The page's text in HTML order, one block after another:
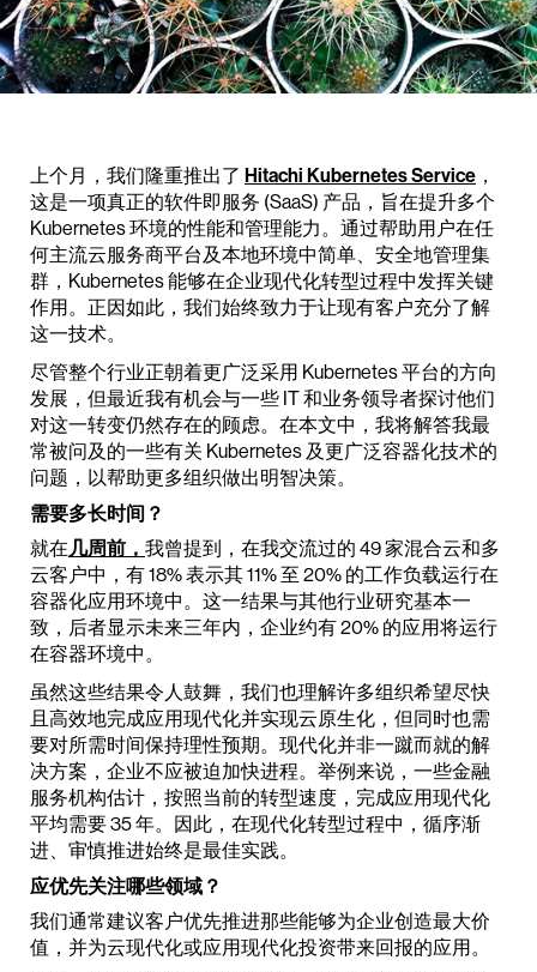
上个月，我们隆重推出了 Hitachi Kubernetes Service ，
这是一项真正的软件即服务 (SaaS) 产品，旨在提升多个
Kubernetes 环境的性能和管理能力。通过帮助用户在任
何主流云服务商平台及本地环境中简单、安全地管理集
群，Kubernetes 能够在企业现代化转型过程中发挥关键
作用。正因如此，我们始终致力于让现有客户充分了解
这一技术。
尽管整个行业正朝着更广泛采用 Kubernetes 平台的方向
发展，但最近我有机会与一些 IT 和业务领导者探讨他们
对这一转变仍然存在的顾虑。在本文中，我将解答我最
常被问及的一些有关 Kubernetes 及更广泛容器化技术的
问题，以帮助更多组织做出明智决策。
需要多长时间？
就在几周前， 我曾提到，在我交流过的 49 家混合云和多
云客户中，有 18% 表示其 11% 至 20% 的工作负载运行在
容器化应用环境中。这一结果与其他行业研究基本一
致，后者显示未来三年内，企业约有 20% 的应用将运行
在容器环境中。
虽然这些结果令人鼓舞，我们也理解许多组织希望尽快
且高效地完成应用现代化并实现云原生化，但同时也需
要对所需时间保持理性预期。现代化并非一蹴而就的解
决方案，企业不应被迫加快进程。举例来说，一些金融
服务机构估计，按照当前的转型速度，完成应用现代化
平均需要 35 年。因此，在现代化转型过程中，循序渐
进、审慎推进始终是最佳实践。
应优先关注哪些领域？
我们通常建议客户优先推进那些能够为企业创造最大价
值，并为云现代化或应用现代化投资带来回报的应用。